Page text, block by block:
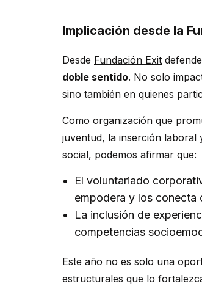
Implicación desde la
Desde Fundación Exit
doble sentido. No solo
sino también en quienes
Como organización que
juventud, la inserción laboral
social, podemos afirmar que:
El voluntariado
empodera y los conecta
La inclusión de
competencias
Este año no es solo una
estructurales que lo